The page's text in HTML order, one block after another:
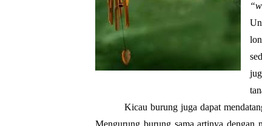
Kicau burung juga dapat
Mengurung burung sama artinya dengan